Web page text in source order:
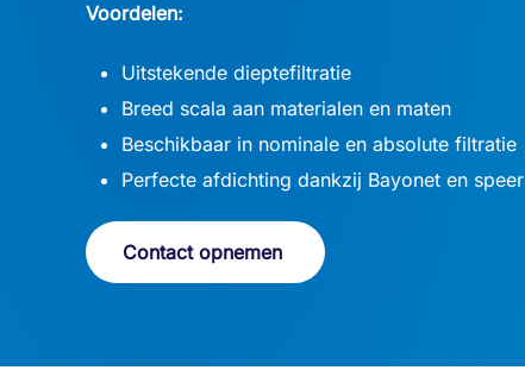
Voordelen:
Uitstekende dieptefiltratie
Breed scala aan materialen en maten
Beschikbaar in nominale en absolute filtratie
Perfecte afdichting dankzij Bayonet en speer
Contact opnemen